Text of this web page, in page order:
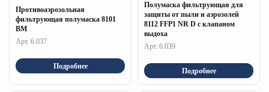
Противоаэрозольная
фильтрующая полумаска 8101
ВМ
Арт. 6.037
Подробнее
Полумаска фильтрующая для
защиты от пыли и аэрозолей
8112 FFP1 NR D с клапаном
выдоха
Арт. 6.039
Подробнее